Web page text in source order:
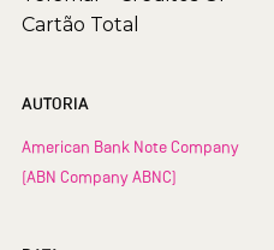
Cartão Total
AUTORIA
American Bank Note Company
(ABN Company ABNC)